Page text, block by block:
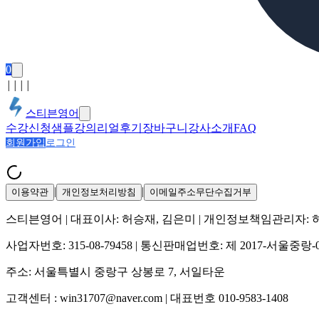
0
스티븐영어
수강신청샘플강의 리얼후기 장바구니 강사소개FAQ
회원가입 로그인
이용약관 | 개인정보처리방침 | 이메일주소무단수집거부
스티븐영어 | 대표이사: 허승재, 김은미 | 개인정보책임관리자:
사업자번호: 315-08-79458 | 통신판매업번호: 제 2017-서울중랑-
주소: 서울특별시 중랑구 상봉로 7, 서일타운
고객센터 : win31707@naver.com | 대표번호 010-9583-1408